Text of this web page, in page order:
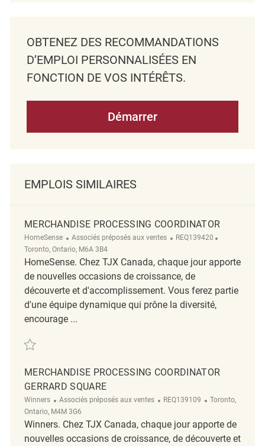
OBTENEZ DES RECOMMANDATIONS
D’EMPLOI PERSONNALISÉES EN
FONCTION DE VOS INTÉRÊTS.
Démarrer
EMPLOIS SIMILAIRES
MERCHANDISE PROCESSING COORDINATOR
HomeSense Catégorie
Associés préposés aux ventes ReqId
REQ139420
Toronto, Ontario, M6A 3B4
HomeSense. Chez TJX Canada, chaque jour apporte
de nouvelles occasions de croissance, de
découverte et d'accomplissement. Vous ferez partie
d'une équipe dynamique qui prône la diversité,
encourage ...
Sauvegarder Merchandise Processing Coordinator REQ139420
MERCHANDISE PROCESSING COORDINATOR
GERRARD SQUARE
Winners Catégorie
Associés préposés aux ventes ReqId
REQ139109 Emplacement
Toronto,
Ontario, M4M 3G6
Winners. Chez TJX Canada, chaque jour apporte de
nouvelles occasions de croissance, de découverte et